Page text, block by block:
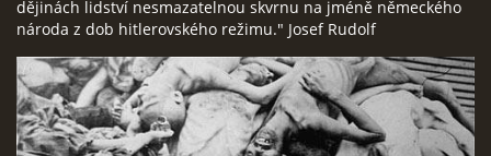
KOMUNISMUS
NACIONÁLNÍ SOCIALISMUS
dějinách lidství nesmazatelnou skvrnu na jméně německého
národa z dob hitlerovského režimu." Josef Rudolf